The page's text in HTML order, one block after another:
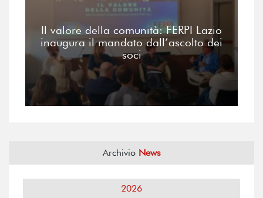
Il valore della comunità: FERPI Lazio
inaugura il mandato dall’ascolto dei
soci
Archivio News
2026